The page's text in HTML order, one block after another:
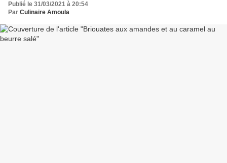
Publié le 31/03/2021 à 20:54
Par Culinaire Amoula